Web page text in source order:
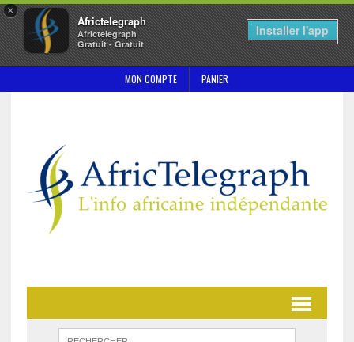
×
Africtelegraph
Africtelegraph
Gratuit - Gratuit
Installer l'app
MON COMPTE PANIER